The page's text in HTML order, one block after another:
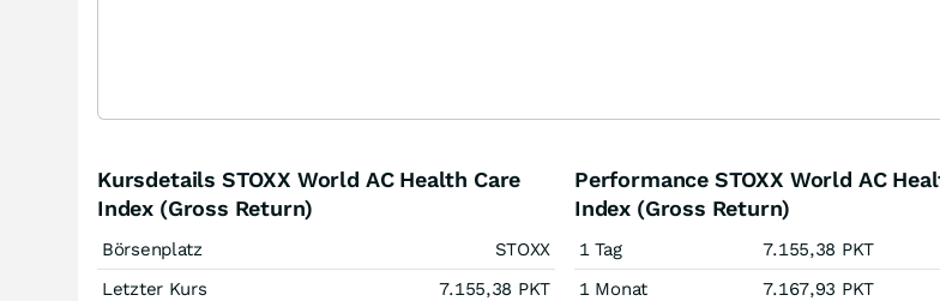
Kursdetails STOXX World AC Health Care
Index (Gross Return)
Börsenplatz
STOXX
Letzter Kurs
7.155,38 PKT
Performance STOXX World AC
Index (Gross Return)
1 Tag 7.155,38 PKT
1 Monat
7.167,93 PKT